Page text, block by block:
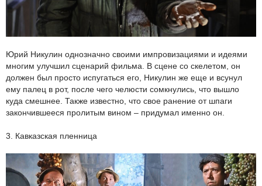
Юрий Никулин однозначно своими импровизациями и идеями
многим улучшил сценарий фильма. В сцене со скелетом, он
должен был просто испугаться его, Никулин же еще и всунул
ему палец в рот, после чего челюсти сомкнулись, что вышло
куда смешнее. Также известно, что свое ранение от шпаги
закончившееся пролитым вином – придумал именно он.
3. Кавказская пленница